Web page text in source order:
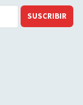
SUSCRIBIR